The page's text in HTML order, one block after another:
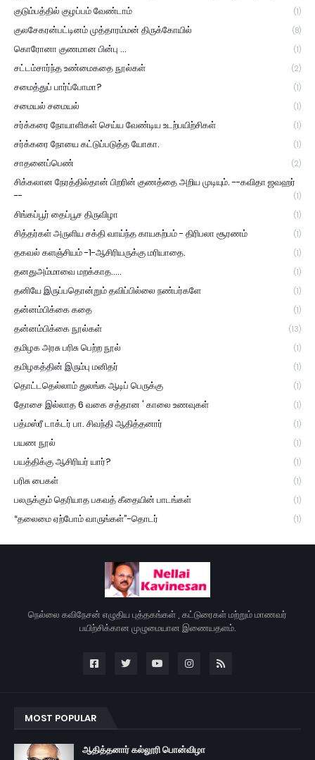
குடும்பத்தில் குழப்பம் வேண்டாம் (1)
குலசேகரன்பட்டினம் முத்தாரம்மன் திருக்கோயில் (8)
கொரோனா குணமான பின்பு ... (1)
சட்டம்சார்ந்த உண்மைகதை நூல்கள் (2)
சமைத்துப் பார்ப்போமா? (1)
சமையல் சமையல் (1)
சர்க்கரை நோயாளிகள் செய்ய வேண்டிய உடற்பயிற்சிகள் (1)
சர்க்கரை நோயை கட்டுப்படுத்த யோகா. (1)
சாதனைப்பெண் (2)
சிக்கலான நேரத்தில்தான் பிறரின் குணத்தை அறிய முடியும். --கவிதா ஜவஹர்
--
(1)
சிங்கப்பூர் தைப்பூச திருவிழா (1)
சித்தர்கள் அருளிய சக்தி வாய்ந்த காயகற்பம் - திரிபலா சூரணம் (1)
தகவல் களஞ்சியம் -1-ஆசிரியருக்கு மரியாதை. (1)
தனதுஅம்மாவை மறக்காத..... (1)
தனியே இருப்பதொன்றும் தவிப்பில்லை நண்பர்களே (1)
தன்னம்பிக்கை கதை (1)
தன்னம்பிக்கை நூல்கள் (13)
தமிழக அரசு பரிசு பெற்ற நூல் (1)
தமிழகத்தின் இரும்பு மனிதர் (1)
தொட்டதெல்லாம் துலங்க ஆடிப் பெருக்கு (1)
தோசை இல்லாத 6 வகை சத்தான ' காலை உணவுகள் (1)
பத்மஸ்ரீ டாக்டர் பா. சிவந்தி ஆதித்தனார் (1)
பயண நூல் (1)
பயத்திக்கு ஆசிரியர் யார்? (1)
பரிசு பைகள் (1)
பலருக்கும் தெரியாத பகவத் கீதையின் பாடங்கள் (1)
“தலைமை ஏற்போம் வாருங்கள்”-தொடர் (1)
நெல்லை கவிநேசன் எழுதிய புத்தகங்கள் , கட்டுரைகள் மற்றும் மாணவர்
பயிற்சிக்கான முழுமையான இணையதளம்.
MOST POPULAR
ஆதித்தனார் கல்லூரி பொன்விழா